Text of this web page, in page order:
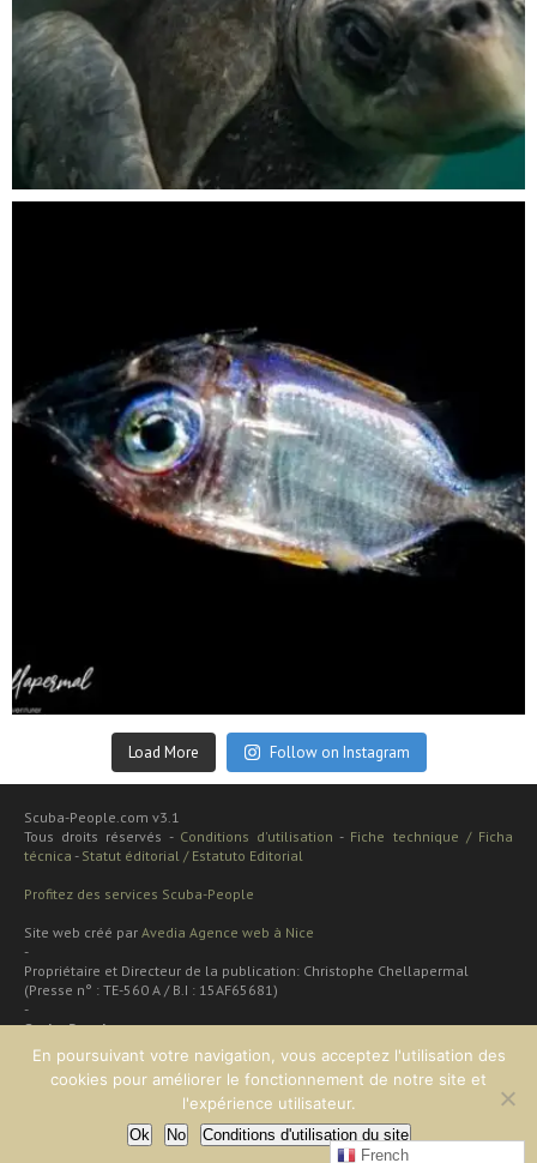
Sep 24
Load More Follow on Instagram
Scuba-People.com v3.1
Tous droits réservés - Conditions d'utilisation - Fiche technique / Ficha
técnica - Statut éditorial / Estatuto Editorial
Profitez des services Scuba-People
Site web créé par Avedia Agence web à Nice
-
Propriétaire et Directeur de la publication: Christophe Chellapermal
(Presse n° : TE-560 A / B.I : 15AF65681)
-
Scuba People
Rua cardal de são josé 48 apt
2 dt
Lisboa, PORTUGAL
EN HAUT
En poursuivant votre navigation, vous acceptez l'utilisation des
cookies pour améliorer le fonctionnement de notre site et
l'expérience utilisateur.
Ok No
Conditions d'utilisation du site
French